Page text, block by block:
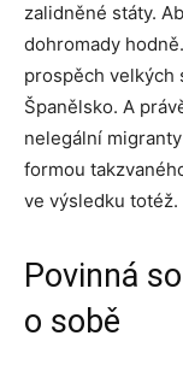
zalidněné státy.
dohromady
prospěch velkých
Španělsko. A
nelegální
formou
ve výsledku totéž.
Povinná
o sobě